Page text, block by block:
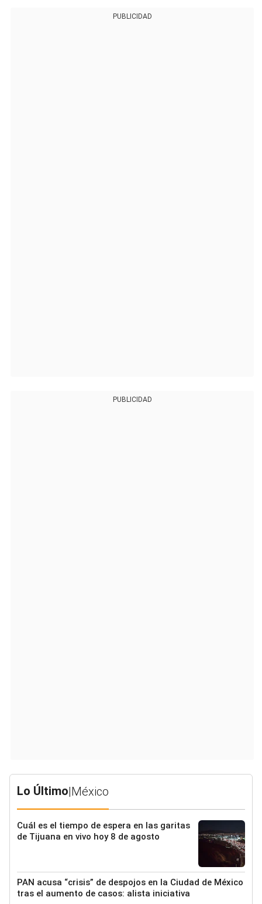
PUBLICIDAD
PUBLICIDAD
Lo Último|México
Cuál es el tiempo de espera en las garitas
de Tijuana en vivo hoy 8 de agosto
PAN acusa “crisis” de despojos en la Ciudad de México
tras el aumento de casos: alista iniciativa